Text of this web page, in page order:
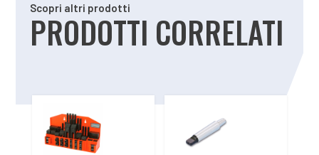
Scopri altri prodotti
PRODOTTI CORRELATI